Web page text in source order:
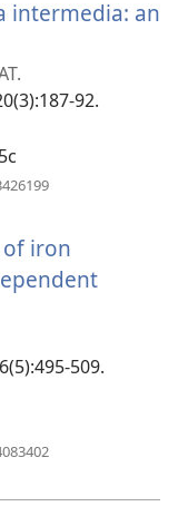
intermedia: an
92.
iron
509.